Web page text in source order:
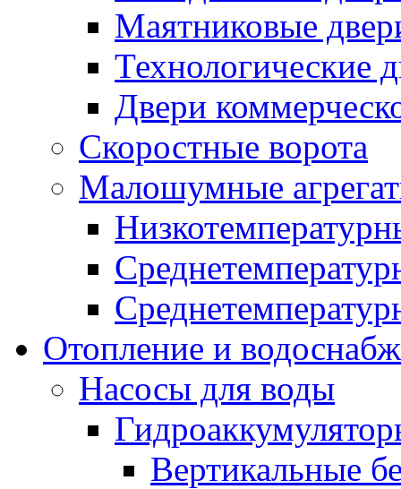
Маятниковые
Технологические
Двери
Скоростные ворота
Малошумные
Отопление и
Насосы для воды
Вертикальные